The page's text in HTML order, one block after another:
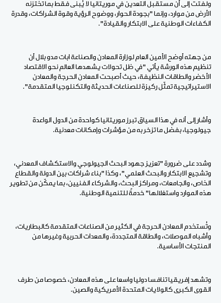
ولفتت إلى أن مستقبل التعدين في موريتانيا لا يُبنى فقط بما تختزنه
الأرض من موارد، وإنما "بجودة الحوار، ووضوح الرؤية وقوة الشراكات، وقدرة
الكفاءات الوطنية على الابتكار والقيادة".
من جهته أوضح الأمين العام لوزارة المعادن والصناعة ابات مدو بلال أن
تنظيم هذه الورشة يأتي "في ظل تحولات يشهدها العالم نحو الاقتصاد
الأخضر والطاقات النظيفة، حيث أصبحت المعادن الحرجة والمعادن
الاستيراتيجية تمثّل ركيزة للصناعات الحديثة والتكنلوجيا المتقدمة".
وأشار إلى أنه في هذا السياق تبرز موريتانيا كواحدة من الدول الواعدة
جيولوجيا، بفضل ما تزخر به من مؤشرات وإمكانات معدنية.
وشدد على ضرورة "تعزيز جهود البحث الجيولوجي والاستكشاف المعدني،
وتشجيع الابتكار والبحث العلمي"، وكذا "بناء شراكات بين الدولة والقطاع
الخاص، والجامعات، ومراكز البحث، والشركاء الفنيين، بما يمكّن من تطوير
هذه الموارد واستغلالها" خدمةً للتنمية الوطنية.
وتُستخدم المعادن الحرجة في الكثير من الصناعات المتقدمة كالبطاريات،
وأشباه الموصلات، والطاقة المتجددة، والمعدات الحربية وغيرها من
المنتجات الأساسية.
وتشهد إفريقيا تنافسا دوليا واسعا على هذه المعادن، خصوصا من طرف
القوى الكبرى كالولايات المتحدة الأمريكية والصين.